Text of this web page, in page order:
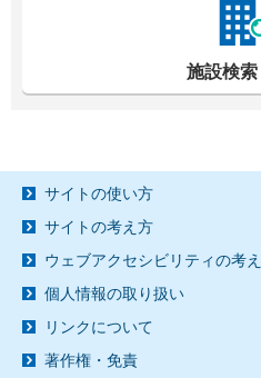
施設検
サイトの使い方
サイトの考え方
ウェブアクセシビリティの考
個人情報の取り扱い
リンクについて
著作権・免責